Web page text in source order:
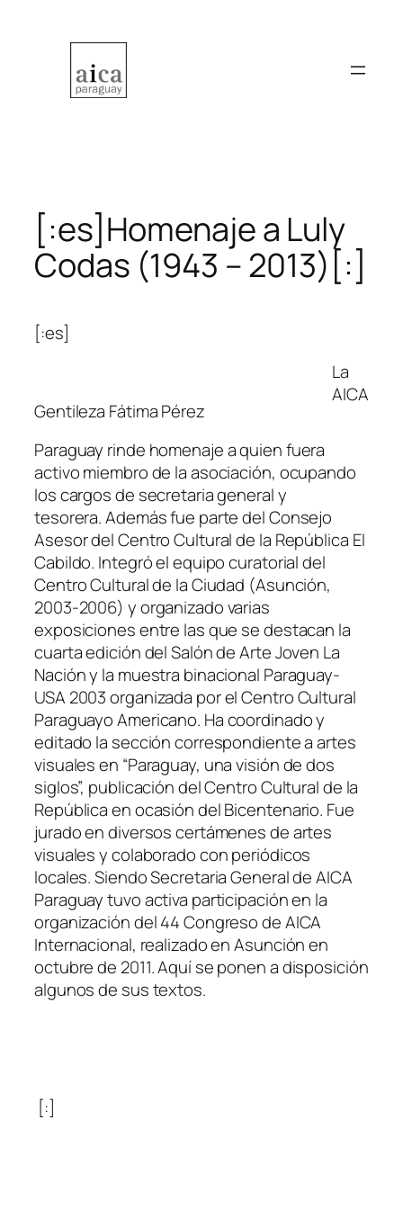
[:es]Homenaje a Luly
Codas (1943 – 2013)[:]
[:es]
Gentileza Fátima Pérez
La
AICA
Paraguay rinde homenaje a quien fuera
activo miembro de la asociación, ocupando
los cargos de secretaria general y
tesorera. Además fue parte del Consejo
Asesor del Centro Cultural de la República El
Cabildo. Integró el equipo curatorial del
Centro Cultural de la Ciudad (Asunción,
2003-2006) y organizado varias
exposiciones entre las que se destacan la
cuarta edición del Salón de Arte Joven La
Nación y la muestra binacional Paraguay-
USA 2003 organizada por el Centro Cultural
Paraguayo Americano. Ha coordinado y
editado la sección correspondiente a artes
visuales en “Paraguay, una visión de dos
siglos”, publicación del Centro Cultural de la
República en ocasión del Bicentenario. Fue
jurado en diversos certámenes de artes
visuales y colaborado con periódicos
locales. Siendo Secretaria General de AICA
Paraguay tuvo activa participación en la
organización del 44 Congreso de AICA
Internacional, realizado en Asunción en
octubre de 2011. Aquí se ponen a disposición
algunos de sus textos.
[:]